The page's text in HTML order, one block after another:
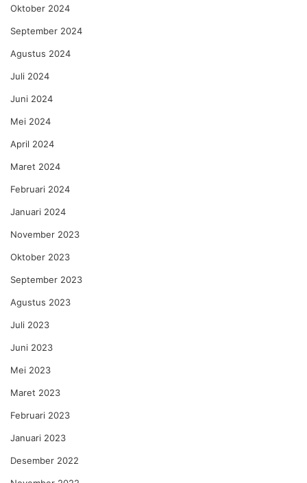
Oktober 2024
September 2024
Agustus 2024
Juli 2024
Juni 2024
Mei 2024
April 2024
Maret 2024
Februari 2024
Januari 2024
November 2023
Oktober 2023
September 2023
Agustus 2023
Juli 2023
Juni 2023
Mei 2023
Maret 2023
Februari 2023
Januari 2023
Desember 2022